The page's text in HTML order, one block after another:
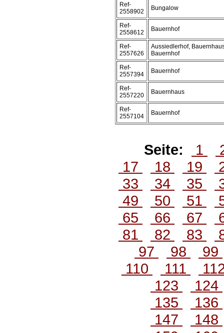
Ref-
2558902
Bungalow
Ref-
2558612
Bauernhof
Ref-
2557626
Aussiedlerhof,
Bauernhof
Ref-
2557394
Bauernhof
Ref-
2557220
Bauernhaus
Ref-
2557104
Bauernhof
Seite: 1
17
18 19
33
34 35
49
50 51
65
66 67
81
82 83
97
98
99
110
111
123
124
135
136
147
148